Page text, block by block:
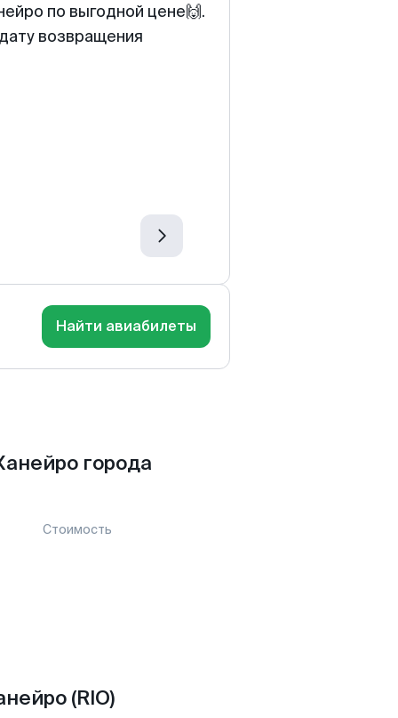
по выгодной цене🙌.
возвращения
Найти авиабилеты
города
Стоимость
(RIO)